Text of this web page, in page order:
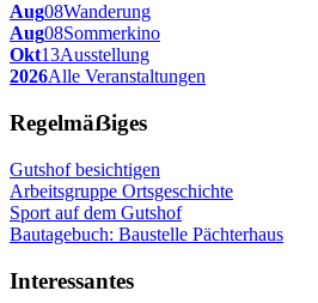
Aug08Wanderung
Aug08Sommerkino
Okt13Ausstellung
2026Alle Veranstaltungen
Regelmäẞiges
Gutshof besichtigen
Arbeitsgruppe Ortsgeschichte
Sport auf dem Gutshof
Bautagebuch: Baustelle Pächterhaus
Interessantes